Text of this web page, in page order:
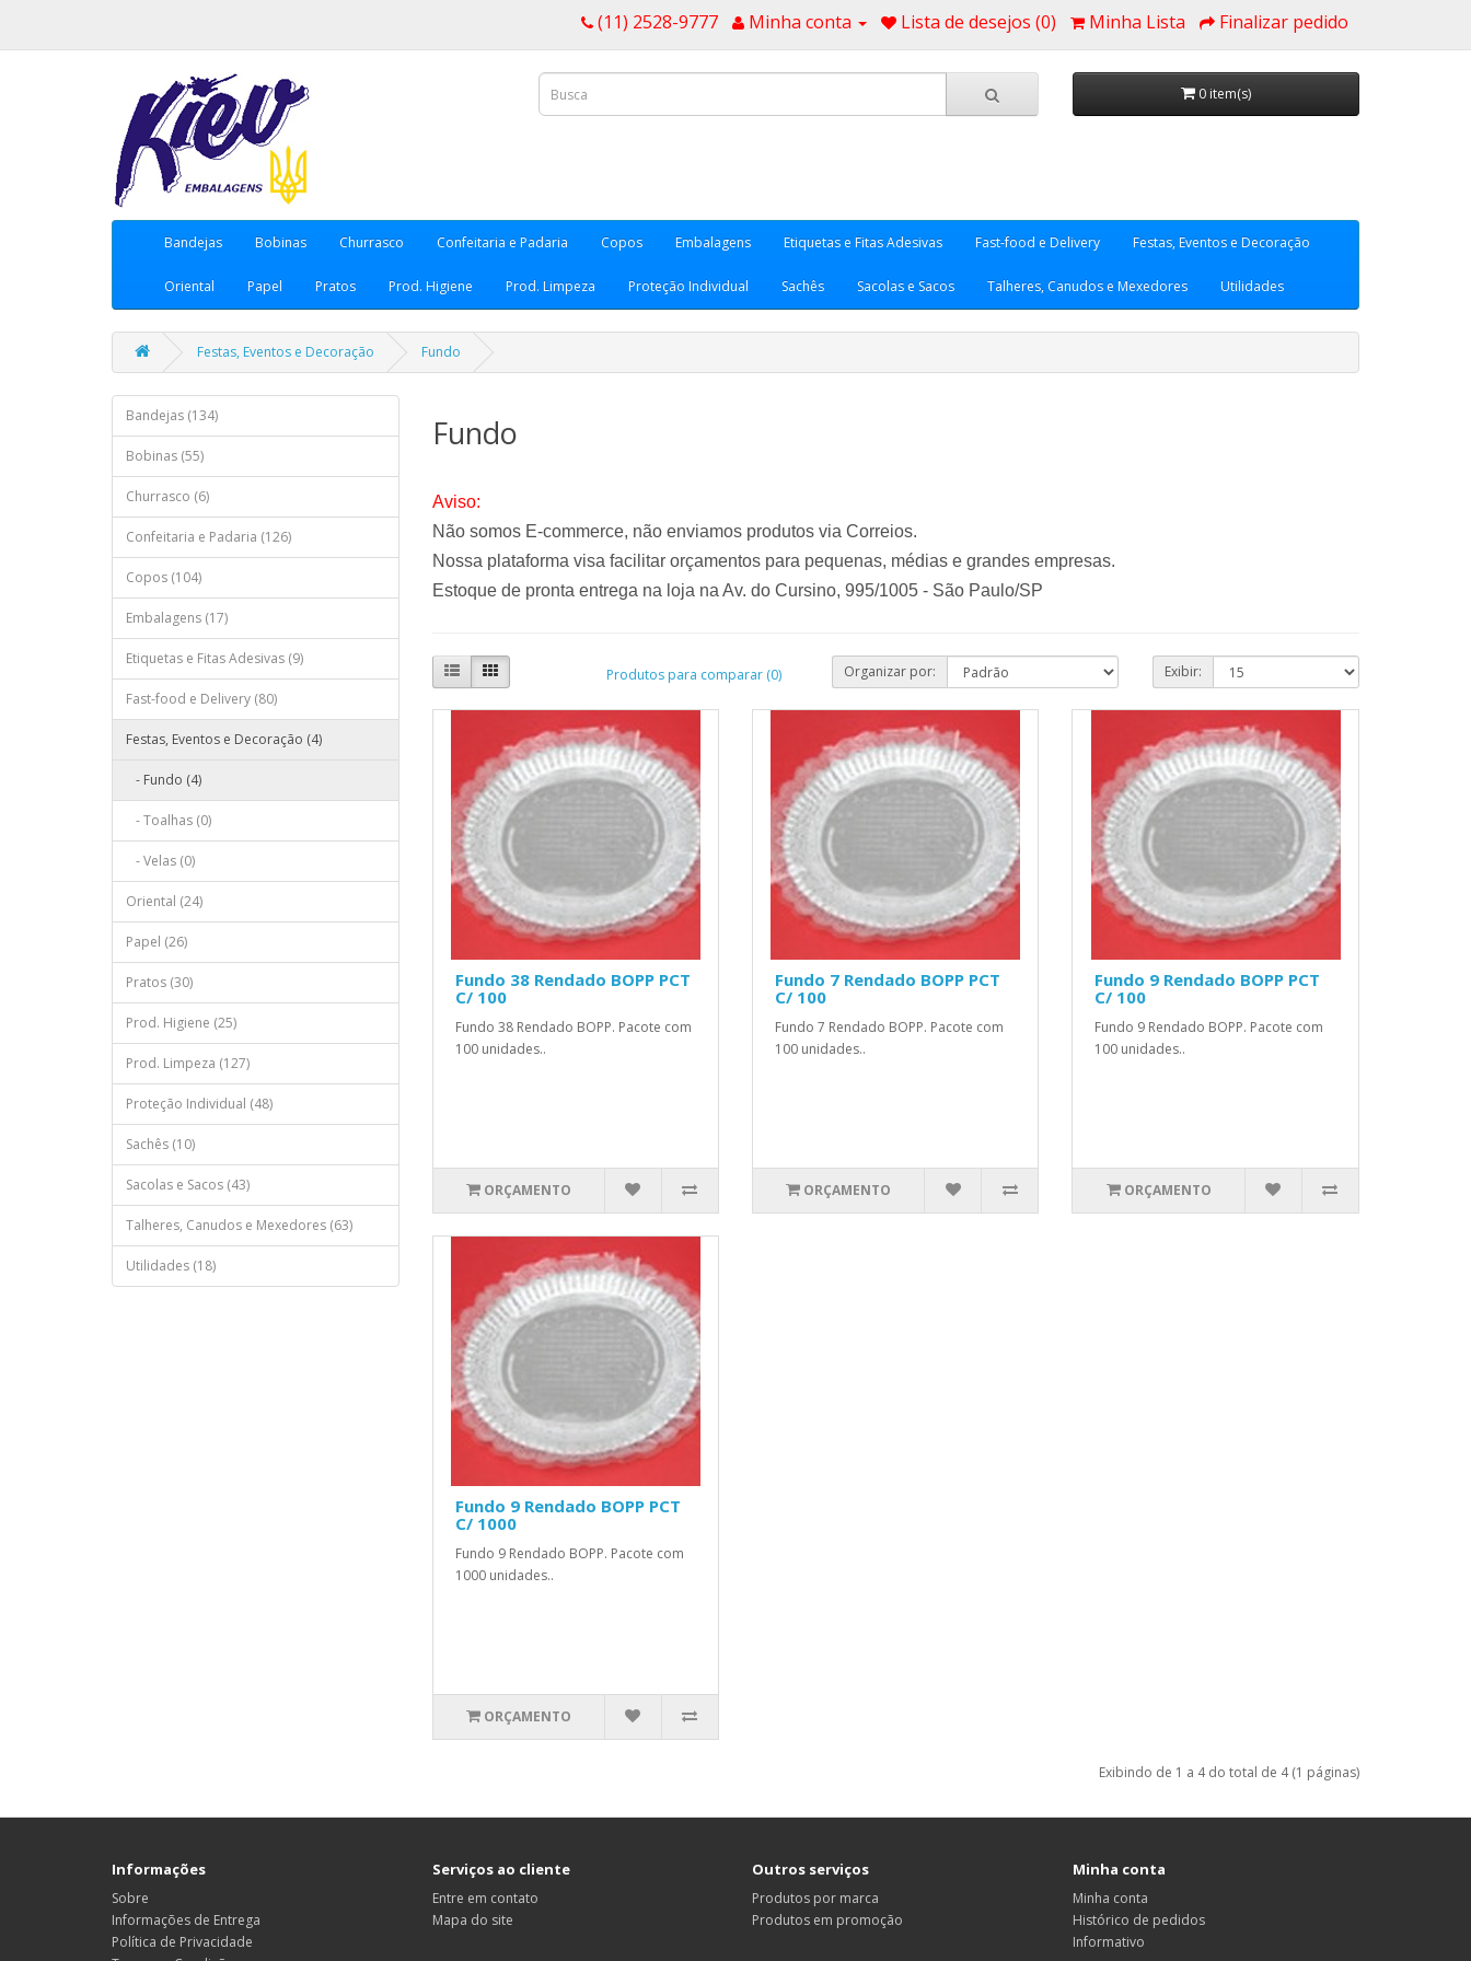
(11) 2528-9777 Minha conta Lista de desejos (0) Minha Lista Finalizar pedido
0 item(s)
Bandejas Bobinas Churrasco Confeitaria e Padaria Copos Embalagens Etiquetas e Fitas Adesivas Fast-food e Delivery Festas, Eventos e Decoração
Oriental Papel Pratos Prod. Higiene Prod. Limpeza Proteção Individual Sachês Sacolas e Sacos Talheres, Canudos e Mexedores Utilidades
Festas, Eventos e Decoração Fundo
Bandejas (134)
Bobinas (55)
Churrasco (6)
Confeitaria e Padaria (126)
Copos (104)
Embalagens (17)
Etiquetas e Fitas Adesivas (9)
Fast-food e Delivery (80)
Festas, Eventos e Decoração (4)
- Fundo (4)
- Toalhas (0)
- Velas (0)
Oriental (24)
Papel (26)
Pratos (30)
Prod. Higiene (25)
Prod. Limpeza (127)
Proteção Individual (48)
Sachês (10)
Sacolas e Sacos (43)
Talheres, Canudos e Mexedores (63)
Utilidades (18)
Fundo
Aviso:
Não somos E-commerce, não enviamos produtos via Correios.
Nossa plataforma visa facilitar orçamentos para pequenas, médias e grandes empresas.
Estoque de pronta entrega na loja na Av. do Cursino, 995/1005 - São Paulo/SP
Produtos para comparar (0) Organizar por: Exibir:
Fundo 38 Rendado BOPP PCT
C/ 100
Fundo 38 Rendado BOPP. Pacote com
100 unidades..
ORÇAMENTO
Fundo 7 Rendado BOPP PCT
C/ 100
Fundo 7 Rendado BOPP. Pacote com
100 unidades..
ORÇAMENTO
Fundo 9 Rendado BOPP PCT
C/ 100
Fundo 9 Rendado BOPP. Pacote com
100 unidades..
ORÇAMENTO
Fundo 9 Rendado BOPP PCT
C/ 1000
Fundo 9 Rendado BOPP. Pacote com
1000 unidades..
ORÇAMENTO
Exibindo de 1 a 4 do total de 4 (1 páginas)
Informações
Sobre
Informações de Entrega
Política de Privacidade
Serviços ao cliente
Entre em contato
Mapa do site
Outros serviços
Produtos por marca
Produtos em promoção
Minha conta
Minha conta
Histórico de pedidos
Informativo